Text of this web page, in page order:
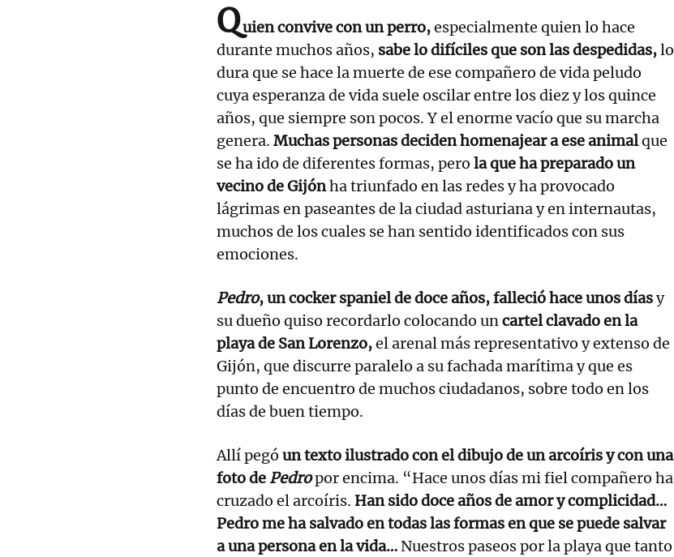
Quien convive con un perro,especialmente quien lo hace
durante muchos años, sabe lo difíciles que son las despedidas,lo
dura que se hace la muerte de ese compañero de vida peludo
cuya esperanza de vida suele oscilar entre los diez y los quince
años, que siempre son pocos. Y el enorme vacío que su marcha
genera. Muchas personas deciden homenajear a ese animalque
se ha ido de diferentes formas, pero la que ha preparado un
vecino de Gijónha triunfado en las redes y ha provocado
lágrimas en paseantes de la ciudad asturiana y en internautas,
muchos de los cuales se han sentido identificados con sus
emociones.
Pedro, un cocker spaniel de doce años, falleció hace unos díasy
su dueño quiso recordarlo colocando uncartel clavado en la
playa de San Lorenzo,el arenal más representativo y extenso de
Gijón, que discurre paralelo a su fachada marítima y que es
punto de encuentro de muchos ciudadanos, sobre todo en los
días de buen tiempo.
Allí pegó un texto ilustrado con el dibujo de un arcoíris y con una
foto dePedropor encima. “Hace unos días mi fiel compañero ha
cruzado el arcoíris. Han sido doce años de amor y complicidad…
Pedro me ha salvado en todas las formas en que se puede salvar
a una persona en la vida… Nuestros paseos por la playa que tanto